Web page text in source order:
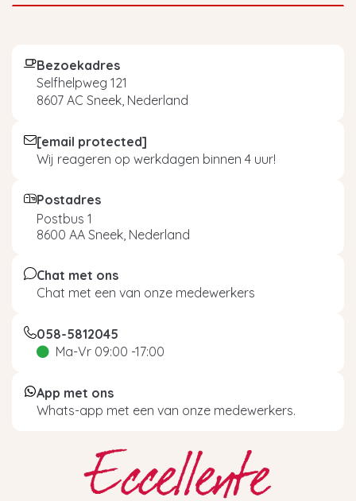
Bezoekadres
Selfhelpweg 121
8607 AC Sneek, Nederland
[email protected]
Wij reageren op werkdagen binnen 4 uur!
Postadres
Postbus 1
8600 AA Sneek, Nederland
Chat met ons
Chat met een van onze medewerkers
058-5812045
Ma-Vr 09:00 -17:00
App met ons
Whats-app met een van onze medewerkers.